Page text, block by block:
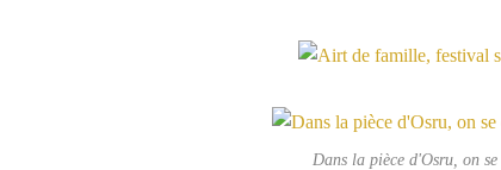
Dans la pièce d'Osru, on